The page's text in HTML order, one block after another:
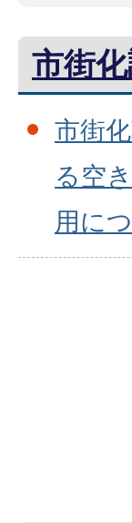
市街
市街
る空
用に